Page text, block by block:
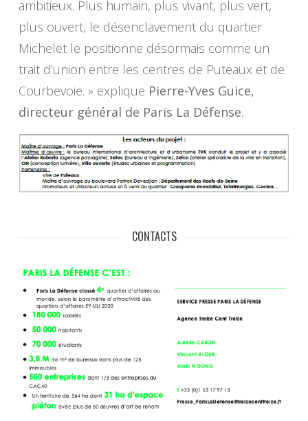
ambitieux. Plus humain, plus vivant, plus vert,
plus ouvert, le désenclavement du quartier
Michelet le positionne désormais comme un
trait d’union entre les centres de Puteaux et de
Courbevoie. » explique Pierre-Yves Guice,
directeur général de Paris La Défense.
CONTACTS